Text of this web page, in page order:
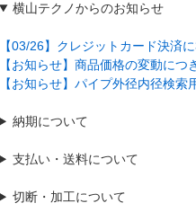
横山テクノからのお知らせ
【03/26】クレジットカード決済
【お知らせ】商品価格の変動につ
【お知らせ】パイプ外径内径検索
納期について
支払い・送料について
切断・加工について